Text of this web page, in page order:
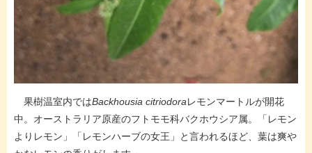
果樹温室内ではBackhousia citriodoraレモンマートルが開花
中。オーストラリア原産のフトモモ科バクホウシア属。「レモン
よりレモン」「レモンハーブの女王」と言われるほど、葉は爽や